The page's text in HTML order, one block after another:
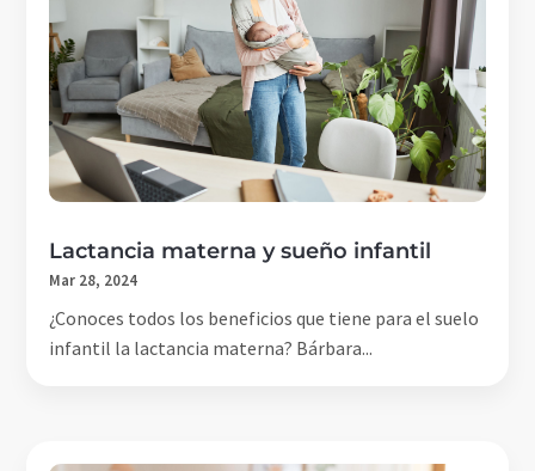
Lactancia materna y sueño infantil
Mar 28, 2024
¿Conoces todos los beneficios que tiene para el suelo
infantil la lactancia materna? Bárbara...